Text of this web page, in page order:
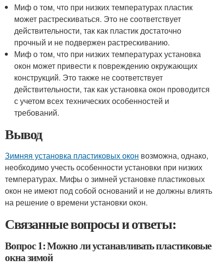
Миф о том, что при низких температурах пластик
может растрескиваться. Это не соответствует
действительности, так как пластик достаточно
прочный и не подвержен растрескиванию.
Миф о том, что при низких температурах установка
окон может привести к повреждению окружающих
конструкций. Это также не соответствует
действительности, так как установка окон проводится
с учетом всех технических особенностей и
требований.
Вывод
Зимняя установка пластиковых окон возможна, однако,
необходимо учесть особенности установки при низких
температурах. Мифы о зимней установке пластиковых
окон не имеют под собой оснований и не должны влиять
на решение о времени установки окон.
Связанные вопросы и ответы:
Вопрос 1: Можно ли устанавливать пластиковые
окна зимой